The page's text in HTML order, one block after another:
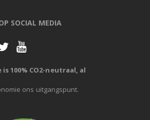
SOCIAL MEDIA
100% CO2-neutraal, al
ons uitgangspunt.